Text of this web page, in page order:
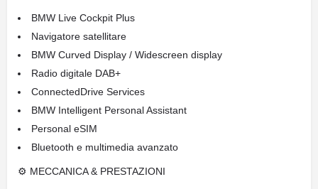
BMW Live Cockpit Plus
Navigatore satellitare
BMW Curved Display / Widescreen display
Radio digitale DAB+
ConnectedDrive Services
BMW Intelligent Personal Assistant
Personal eSIM
Bluetooth e multimedia avanzato
⚙ MECCANICA & PRESTAZIONI